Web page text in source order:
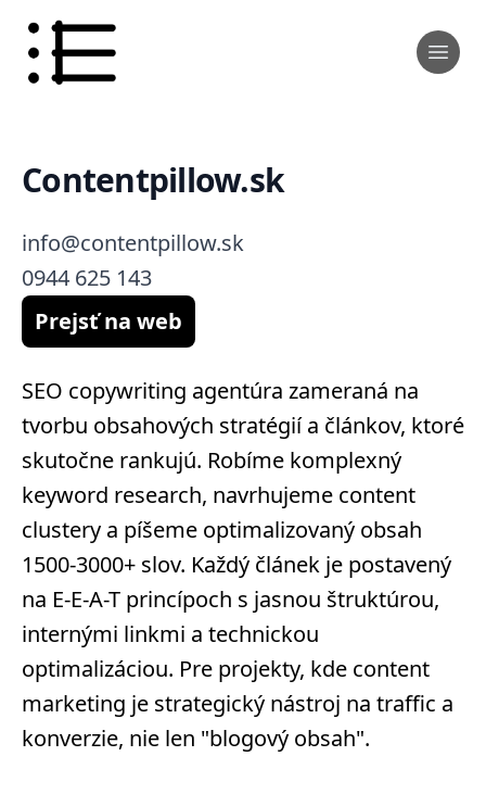
Contentpillow.sk
info@contentpillow.sk
0944 625 143
Prejsť na web
SEO copywriting agentúra zameraná na
tvorbu obsahových stratégií a článkov, ktoré
skutočne rankujú. Robíme komplexný
keyword research, navrhujeme content
clustery a píšeme optimalizovaný obsah
1500-3000+ slov. Každý článek je postavený
na E-E-A-T princípoch s jasnou štruktúrou,
internými linkmi a technickou
optimalizáciou. Pre projekty, kde content
marketing je strategický nástroj na traffic a
konverzie, nie len "blogový obsah".